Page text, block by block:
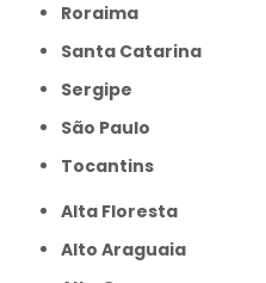
Roraima
Santa Catarina
Sergipe
São Paulo
Tocantins
Alta Floresta
Alto Araguaia